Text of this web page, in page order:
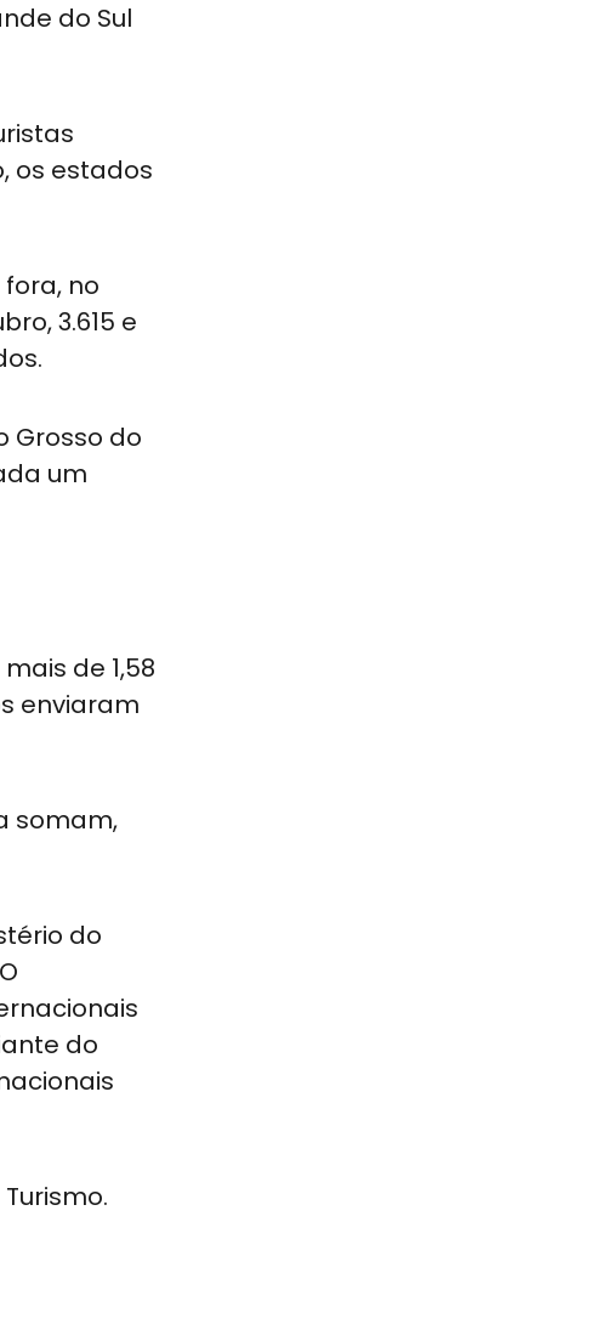
do Sul
os estados
no
3.615 e
Grosso do
um
de 1,58
enviaram
somam,
do
do